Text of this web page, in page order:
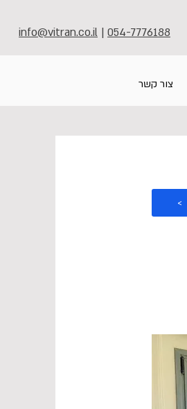
info@vitran.co.il | 054-7776188
צור קשר